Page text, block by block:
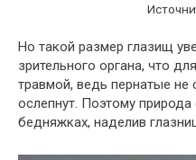
Но такой размер глазищ
зрительного органа, что
травмой, ведь пернатые не
ослепнут. Поэтому
бедняжках, наделив